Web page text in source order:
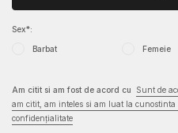
Sex*:
Barbat Femeie
Am citit si am fost de acord cu
Sunt de
am citit, am inteles si am luat la
confidențialitate